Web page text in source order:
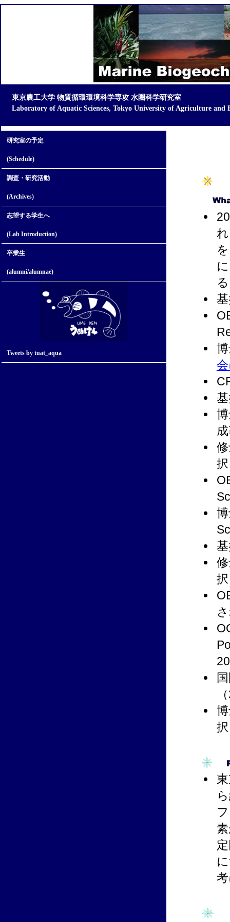
東京農工大学 物質循環環境科学専攻 水圏科学研究室
Laboratory of Aquatic Sciences, Tokyo University of Agriculture and
研究室の予定
(Schedule)
調査・研究活動
(Archives)
志望する学生へ
(Lab Introduction)
卒業生
(alumni/alumnae)
Tweets by tuat_aqua